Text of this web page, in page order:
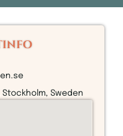
Stockholm, Sweden